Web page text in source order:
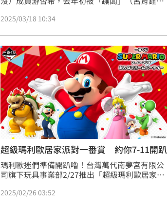
12:00
10:30
10:00
況令人好奇。沒想到他今（18）日突更新社群平
出來面對了嗎」，他也親自做出回應。
2025/03/18 10:34
超級瑪利歐居家派對一番賞 約你7-11開趴
瑪利歐迷們準備開趴嚕！台灣萬代南夢宮有限公
司旗下玩具事業部2/27推出「超級瑪利歐居家派
啦，首推實用度超高的A獎「零食收納盒」，讓
2025/02/26 03:52